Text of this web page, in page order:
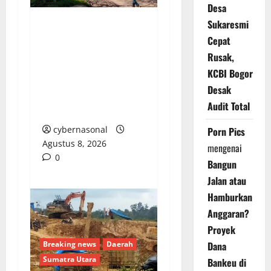
cybernasonal
Agustus 8, 2026
0
Breaking news
Daerah
Sumatra Utara
Desa
Sukaresmi
Cepat
Rusak,
KCBI Bogor
Desak
Audit Total
Porn Pics
mengenai
Bangun
Jalan atau
Hamburkan
Anggaran?
Proyek
Dana
Bankeu di